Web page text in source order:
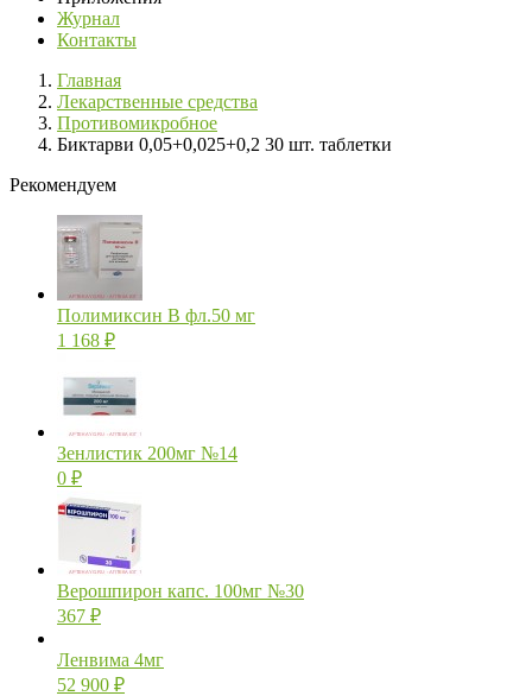
Журнал
Контакты
Главная
Лекарственные средства
Противомикробное
Биктарви 0,05+0,025+0,2 30 шт. таблетки
Рекомендуем
Полимиксин В фл.50 мг
1 168 ₽
Зенлистик 200мг №14
0 ₽
Верошпирон капс. 100мг №30
367 ₽
Ленвима 4мг
52 900 ₽